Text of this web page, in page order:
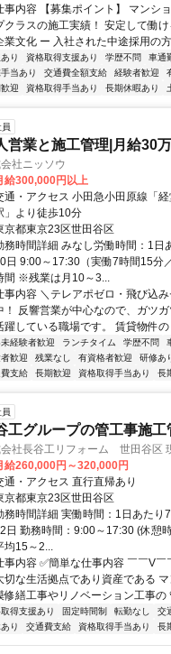
事内容 【募集ポイント】 マンシ
クラスの施工実績！ 安定して働
業文化 ー 入社された中途採用の
り 資格取得支援あり 学歴不問 車通
当あり
交通費全額支給 経験者歓迎
迎
資格取得手当あり 長期休暇あり
営業と施工管理|月給30
社ニッソウ
給300,000円以上
通・アクセス 小田急小田原線「
」より徒歩10分
京都東京23区世田谷区
務時間詳細 みなし労働時間：1日
日 9:00～17:30（実働7時間15分
間 ※残業は月10～3...
事内容 ＼テレアポゼロ・飛び込
！ 反響営業が中心なので、ガツ
躍している職場です。 賃貸物件
経験者歓迎 ランチタイム 学歴不問
歓迎
残業なし 有資格者歓迎 研修あ
支給
長期歓迎 資格取得手当あり 長
工グループの管工事施工
社長谷工リフォーム 世田谷区
給260,000円～320,000円
通・アクセス 直行直帰あり
京都東京23区世田谷区
務時間詳細 実働時間：1日あた
日 勤務時間：9:00～17:30 (休憩
均15～2...
事内容 ✅簡単な仕事内容 ￣￣V
切な生活拠点であり資産である
修繕工事やリノベーション工事の
得支援あり 固定時間制 転勤なし 交
り
交通費支給 資格取得手当あり 長